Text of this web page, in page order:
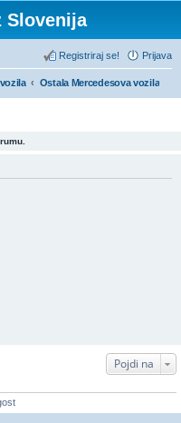
Slovenija
Prijava
Registriraj se!
Ostala Mercedesova vozila
Pojdi na